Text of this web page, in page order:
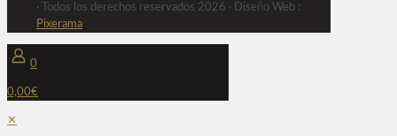
· Todos los derechos reservados 2026 · Diseño Web :
Pixerama
0
0,00€
✕